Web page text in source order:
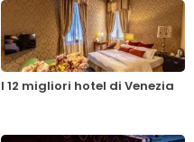
I 12 migliori hotel di Venezia